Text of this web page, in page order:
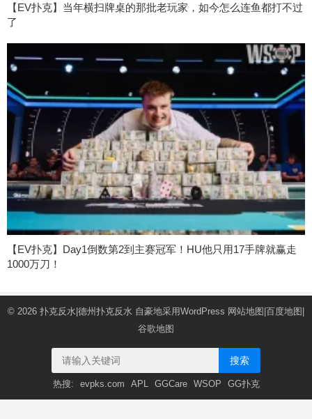
【EV扑克】当年横扫牌桌的那批老玩家，如今怎么连鱼都打不过
了
【EV扑克】Day1倒数第2到主赛冠军！HU他只用17手牌就赢走
1000万刀！
© 2026 扑克反水|德州扑克反水 自豪地采用WordPress 网站地图|百度地图|
谷歌地图
搜索
热搜: evpks.com APL GGCare WSOP GG扑克